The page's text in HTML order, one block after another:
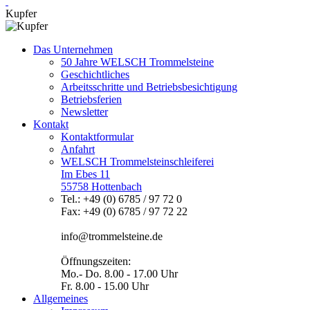
Kupfer
Das Unternehmen
50 Jahre WELSCH Trommelsteine
Geschichtliches
Arbeitsschritte und Betriebsbesichtigung
Betriebsferien
Newsletter
Kontakt
Kontaktformular
Anfahrt
WELSCH Trommelsteinschleiferei
Im Ebes 11
55758 Hottenbach
Tel.: +49 (0) 6785 / 97 72 0
Fax: +49 (0) 6785 / 97 72 22
info@trommelsteine.de
Öffnungszeiten:
Mo.- Do. 8.00 - 17.00 Uhr
Fr. 8.00 - 15.00 Uhr
Allgemeines